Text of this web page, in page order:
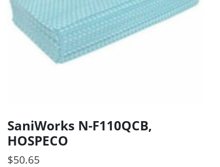
SaniWorks N-F110QCB,
HOSPECO
$50.65